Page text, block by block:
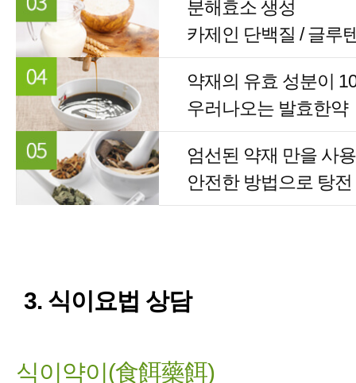
분해효소 생성
카제인 단백질 / 글루
약재의 유효 성분이
우러나오는 발효한약
엄선된 약재 만을 사
안전한 방법으로 탕전
3. 식이요법 상담
식이약이(食餌藥餌)